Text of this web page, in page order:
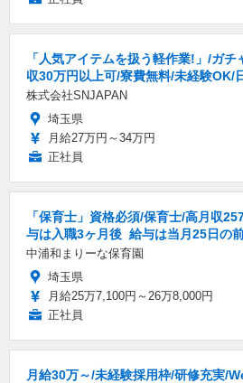
「人気アイテムを扱う軽作業!」/ガ
収30万円以上可/寮費無料/未経験OK/
株式会社SNJAPAN
埼玉県
月給27万円～34万円
正社員
「保育士」資格必須/保育士/️高月収
与は入職3ヶ月後 ️ 給与は当月25日の
中浦和まりーな保育園
埼玉県
月給25万7,100円～26万8,000円
正社員
月給30万～/未経験採用枠/研修充実/